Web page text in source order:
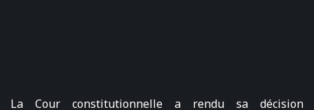
La Cour constitutionnelle a rendu sa décision